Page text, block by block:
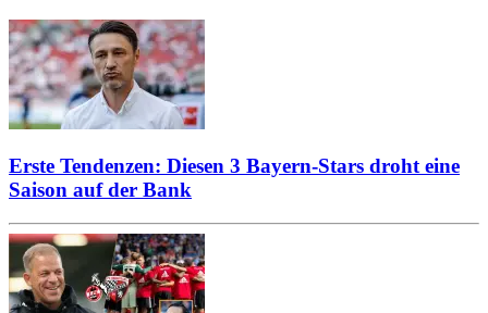
Erste Tendenzen: Diesen 3 Bayern-Stars droht eine
Saison auf der Bank